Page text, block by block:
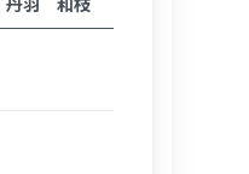
丹羽 和枝